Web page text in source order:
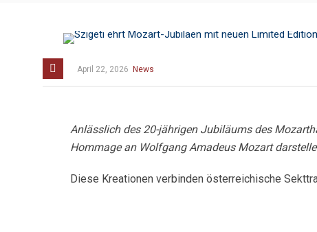
April 22, 2026 News
Anlässlich des 20-jährigen Jubiläums des
Hommage an Wolfgang Amadeus Mozart
Diese Kreationen verbinden österreichische